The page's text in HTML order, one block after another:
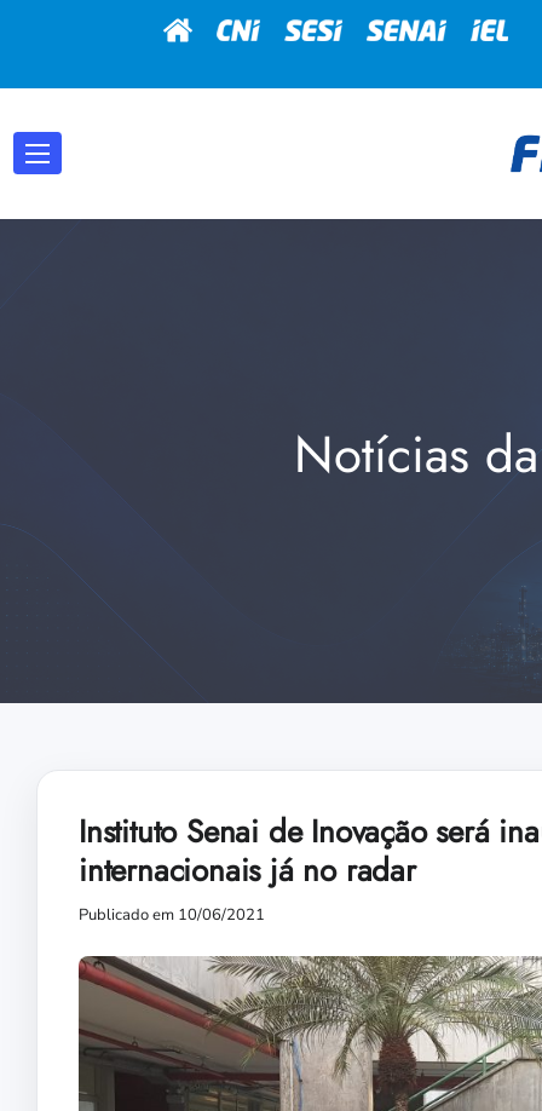
Notícias
Instituto Senai de Inovação será
internacionais já no radar
Publicado em 10/06/2021